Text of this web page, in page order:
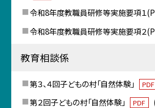
令和8年度教職員研修等実施要項１
令和8年度教職員研修等実施要項２
教育相談係
第３、４回子どもの村「自然体験」 PDF
第２回子どもの村「自然体験」
PDF